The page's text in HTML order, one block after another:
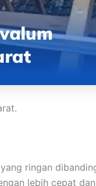
ringan
lebih cepat